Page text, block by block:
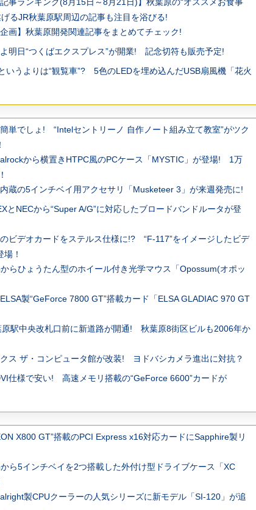
るJR秋葉原駅周辺の記事も注目を浴びる!
企画】秋葉原開発関連記事をまとめてチェック!
明日“つくばエクスプレス”が開業! 記念切符も販売予定!
いうよりは“観覧車”? 5色のLEDを埋め込んだUSB扇風機「花火
単でしょ! “Intelセントリーノ 自作ノート組み立て教室”がツク
から横置きHTPC風のPCケース「MYSTIC」が登場! 1万
蔵の5インチベイ用アクセサリ「Musketeer 3」が来週発売に!
とNECから“Super A/G”に対応したブロードバンドルータが登
ビデオカードをステルス仕様に!? “F-117”をイメージしたビデ
！
らひょうたん型のホイール付き光学マウス「Opossum(オポッ
製“GeForce 7800 GT”搭載カード「ELSA GLADIAC 970 GT
原駅中央改札口前に新道路が開通! 秋葉原8街区ビルも2006年か
ス ザ・コンピュータ館が改装! ヨドバシカメラ進出に対抗？
仕様で安い! 高速メモリ搭載の“GeForce 6600”カードが
X800 GT”搭載のPCI Express x16対応カードにSapphire製リ
ら5インチベイを2つ搭載した外付け型ドライブケース「XC
製CPUクーラーの人気シリーズに新モデル「SI-120」が追